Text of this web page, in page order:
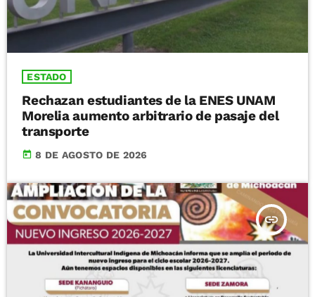
ESTADO
Rechazan estudiantes de la ENES UNAM
Morelia aumento arbitrario de pasaje del
transporte
today 8 DE AGOSTO DE 2026
insert_link